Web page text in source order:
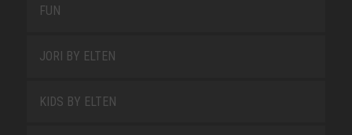
FUN
JORI BY ELTEN
KIDS BY ELTEN